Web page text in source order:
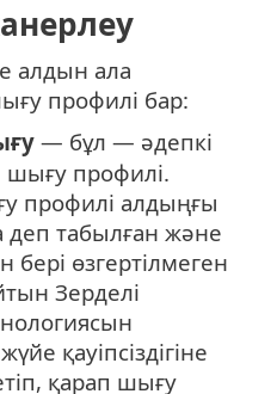
алдын ала
профилі бар:
— бұл — әдепкі
шығу профилі.
профилі алдыңғы
деп табылған және
өзгертілмеген
Зерделі
қауіпсіздігіне
қарап шығу